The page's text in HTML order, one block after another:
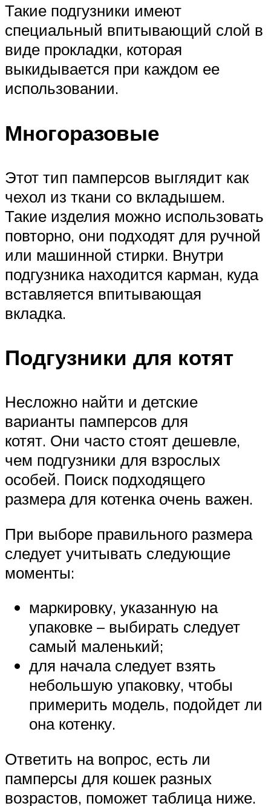
Такие подгузники имеют
специальный впитывающий слой в
виде прокладки, которая
выкидывается при каждом ее
использовании.
Многоразовые
Этот тип памперсов выглядит как
чехол из ткани со вкладышем.
Такие изделия можно использовать
повторно, они подходят для ручной
или машинной стирки. Внутри
подгузника находится карман, куда
вставляется впитывающая
вкладка.
Подгузники для котят
Несложно найти и детские
варианты памперсов для
котят. Они часто стоят дешевле,
чем подгузники для взрослых
особей. Поиск подходящего
размера для котенка очень важен.
При выборе правильного размера
следует учитывать следующие
моменты:
маркировку, указанную на
упаковке – выбирать следует
самый маленький;
для начала следует взять
небольшую упаковку, чтобы
примерить модель, подойдет ли
она котенку.
Ответить на вопрос, есть ли
памперсы для кошек разных
возрастов, поможет таблица ниже.